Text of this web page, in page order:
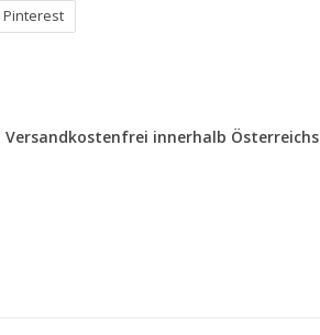
Pinterest
Versandkostenfrei innerhalb Österreichs